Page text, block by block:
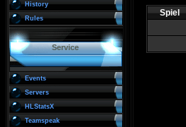
History
Rules
Service
Events
Servers
HLStatsX
Teamspeak
Spiel